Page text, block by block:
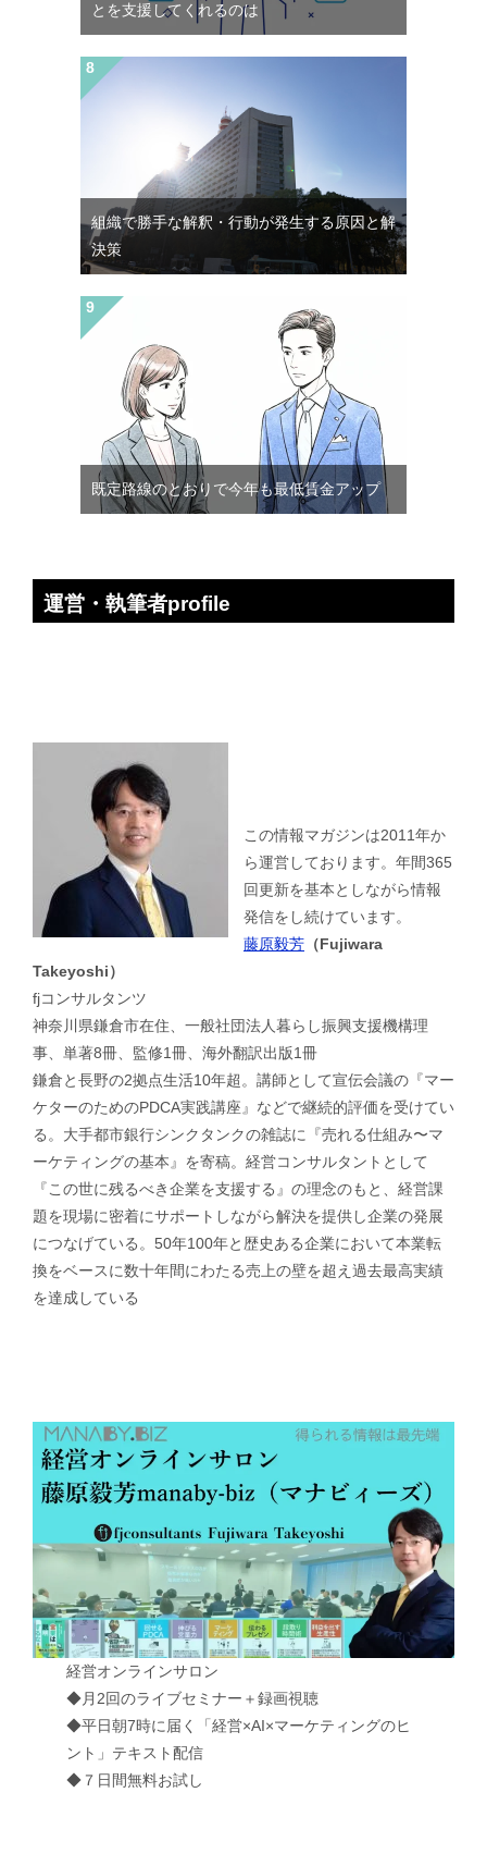
とを支援してくれるのは
組織で勝手な解釈・行動が発生する原因と解
決策
既定路線のとおりで今年も最低賃金アップ
運営・執筆者profile
この情報マガジンは2011年か
ら運営しております。年間365
回更新を基本としながら情報
発信をし続けています。
藤原毅芳 （Fujiwara
Takeyoshi）
fjコンサルタンツ
神奈川県鎌倉市在住、一般社団法人暮らし振興支援機構理
事、単著8冊、監修1冊、海外翻訳出版1冊
鎌倉と長野の2拠点生活10年超。講師として宣伝会議の『マー
ケターのためのPDCA実践講座』などで継続的評価を受けてい
る。大手都市銀行シンクタンクの雑誌に『売れる仕組み〜マ
ーケティングの基本』を寄稿。経営コンサルタントとして
『この世に残るべき企業を支援する』の理念のもと、経営課
題を現場に密着にサポートしながら解決を提供し企業の発展
につなげている。50年100年と歴史ある企業において本業転
換をベースに数十年間にわたる売上の壁を超え過去最高実績
を達成している
経営オンラインサロン
◆月2回のライブセミナー＋録画視聴
◆平日朝7時に届く「経営×AI×マーケティングのヒ
ント」テキスト配信
◆７日間無料お試し